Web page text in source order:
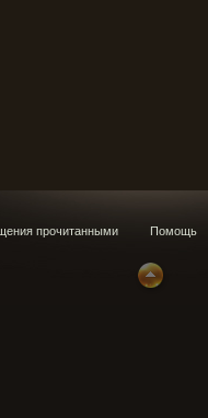
прочитанными Помощь